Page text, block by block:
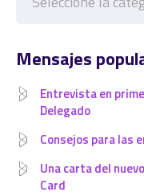
Mensajes
Entrevista en
Delegado
Consejos para las
Una carta del
Card